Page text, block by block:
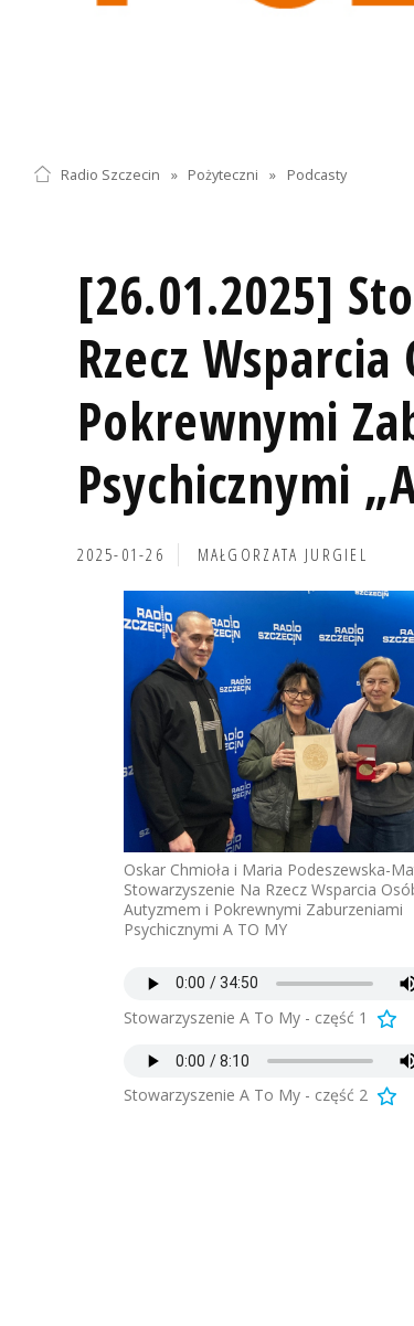
Radio Szczecin » Pożyteczni » Podcasty
[26.01.2025]
Rzecz
Pokrewnymi
Psychicznymi
2025-01-26 MAŁGORZATA JURGIEL
Oskar Chmioła i Maria Podeszewska-
Stowarzyszenie Na Rzecz Wsparcia
Autyzmem i Pokrewnymi Zaburzeniami
Psychicznymi A TO MY
Stowarzyszenie A To My - część 1
Stowarzyszenie A To My - część 2